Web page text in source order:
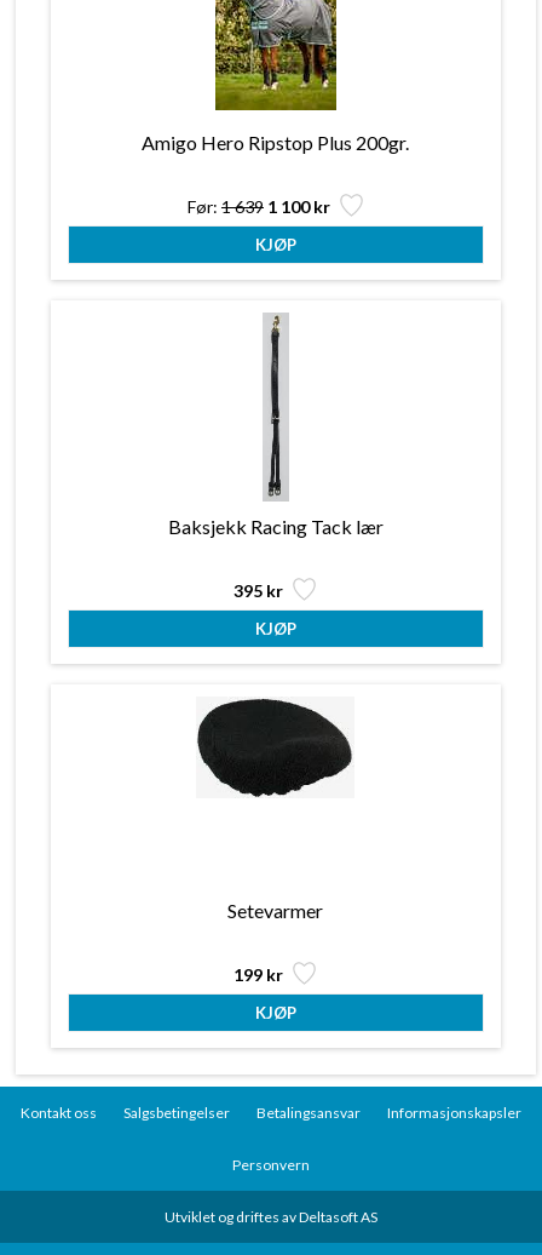
Amigo Hero Ripstop Plus 200gr.
Før: 1 639 1 100 kr
Baksjekk Racing Tack lær
395 kr
Setevarmer
199 kr
Kontakt oss Salgsbetingelser Betalingsansvar Informasjonskapsler
Personvern
Utviklet og driftes av Deltasoft AS